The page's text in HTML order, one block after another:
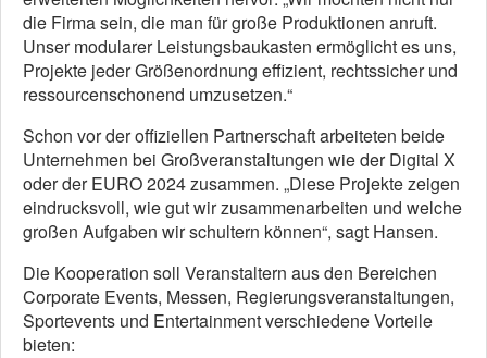
die Firma sein, die man für große Produktionen anruft.
Unser modularer Leistungsbaukasten ermöglicht es uns,
Projekte jeder Größenordnung effizient, rechtssicher und
ressourcenschonend umzusetzen.“
Schon vor der offiziellen Partnerschaft arbeiteten beide
Unternehmen bei Großveranstaltungen wie der Digital X
oder der EURO 2024 zusammen. „Diese Projekte zeigen
eindrucksvoll, wie gut wir zusammenarbeiten und welche
großen Aufgaben wir schultern können“, sagt Hansen.
Die Kooperation soll Veranstaltern aus den Bereichen
Corporate Events, Messen, Regierungsveranstaltungen,
Sportevents und Entertainment verschiedene Vorteile
bieten: